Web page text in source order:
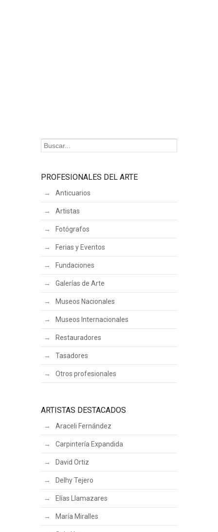
PROFESIONALES DEL ARTE
Anticuarios
Artistas
Fotógrafos
Ferias y Eventos
Fundaciones
Galerías de Arte
Museos Nacionales
Museos Internacionales
Restauradores
Tasadores
Otros profesionales
ARTISTAS DESTACADOS
Araceli Fernández
Carpintería Expandida
David Ortiz
Delhy Tejero
Elías Llamazares
María Miralles